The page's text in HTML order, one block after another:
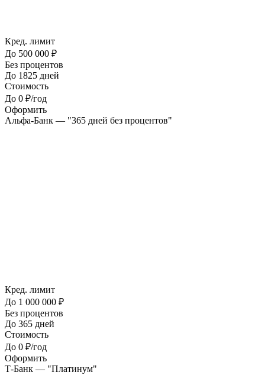
Кред. лимит
До 500 000 ₽
Без процентов
До 1825 дней
Стоимость
До 0 ₽/год
Оформить
Альфа-Банк — "365 дней без процентов"
Кред. лимит
До 1 000 000 ₽
Без процентов
До 365 дней
Стоимость
До 0 ₽/год
Оформить
Т-Банк — "Платинум"